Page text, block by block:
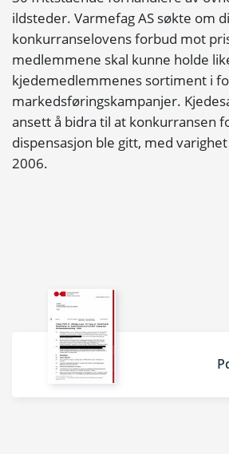
ildsteder. Varmefag AS søkte om
konkurranselovens forbud mot
medlemmene skal kunne holde
kjedemedlemmenes sortiment i
markedsføringskampanjer.
ansett å bidra til at konkurransen
dispensasjon ble gitt, med
2006.